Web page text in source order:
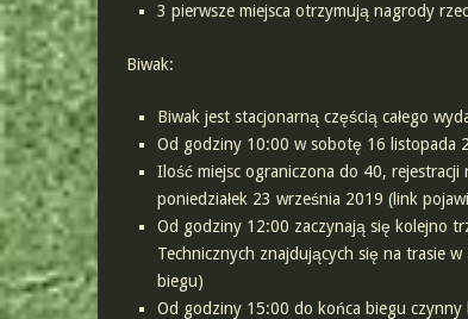
3 pierwsze miejsca otrzymują nagrody
Biwak:
Biwak jest stacjonarną częścią całego
Od godziny 10:00 w sobotę 16 listopada
Ilość miejsc ograniczona do 40,
poniedziałek 23 września 2019 (link
Od godziny 12:00 zaczynają się kolejno
Technicznych znajdujących się na trasie
biegu)
Od godziny 15:00 do końca biegu czynny